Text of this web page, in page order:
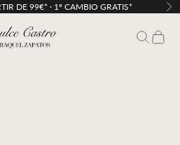
DE 99€* · 1º CAMBIO GRATIS*
Castro Buscar
Cesta